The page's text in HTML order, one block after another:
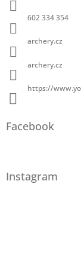
602 334 354
archery.cz
archery.cz
https://
Facebook
Instagram